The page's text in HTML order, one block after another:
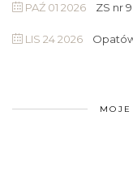
PAŹ 01 2026 ZS nr
LIS 24 2026